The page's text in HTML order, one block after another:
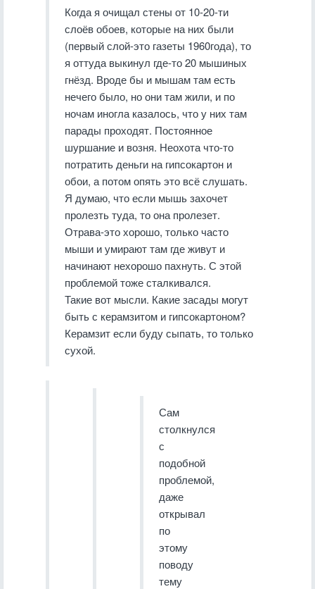
Когда я очищал стены от 10-20-ти
слоёв обоев, которые на них были
(первый слой-это газеты 1960года), то
я оттуда выкинул где-то 20 мышиных
гнёзд. Вроде бы и мышам там есть
нечего было, но они там жили, и по
ночам иногла казалось, что у них там
парады проходят. Постоянное
шуршание и возня. Неохота что-то
потратить деньги на гипсокартон и
обои, а потом опять это всё слушать.
Я думаю, что если мышь захочет
пролезть туда, то она пролезет.
Отрава-это хорошо, только часто
мыши и умирают там где живут и
начинают нехорошо пахнуть. С этой
проблемой тоже сталкивался.
Такие вот мысли. Какие засады могут
быть с керамзитом и гипсокартоном?
Керамзит если буду сыпать, то только
сухой.
Сам
столкнулся
с
подобной
проблемой,
даже
открывал
по
этому
поводу
тему